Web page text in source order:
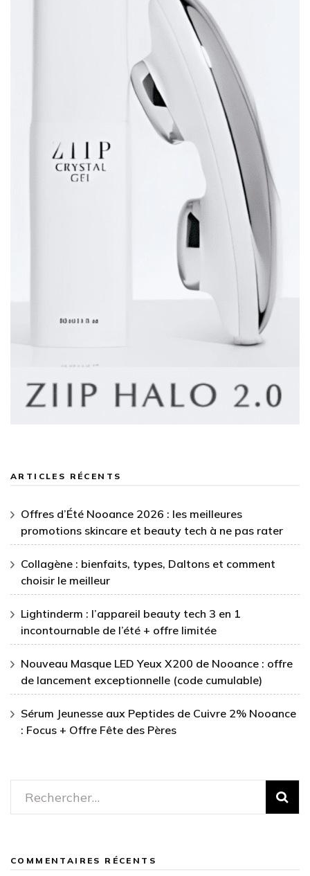
ARTICLES RÉCENTS
Offres d’Été Nooance 2026 : les meilleures
promotions skincare et beauty tech à ne pas rater
Collagène : bienfaits, types, Daltons et comment
choisir le meilleur
Lightinderm : l’appareil beauty tech 3 en 1
incontournable de l’été + offre limitée
Nouveau Masque LED Yeux X200 de Nooance : offre
de lancement exceptionnelle (code cumulable)
Sérum Jeunesse aux Peptides de Cuivre 2% Nooance
: Focus + Offre Fête des Pères
Rechercher :
COMMENTAIRES RÉCENTS